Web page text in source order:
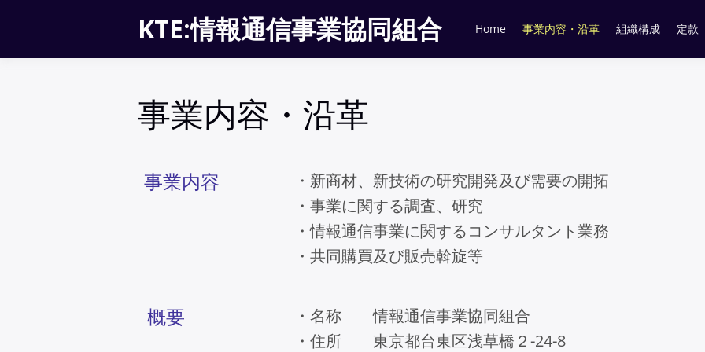
KTE:情報通信事業協同組合 Home 事業内容・沿革 組織構成 定款
事業内容・沿革
事業内容
・新商材、新技術の研究開発及び需要の開拓
・事業に関する調査、研究
・情報通信事業に関するコンサルタント業務
・共同購買及び販売斡旋等
概要
・名称 情報通信事業協同組合
・住所 東京都台東区浅草橋２-24-8